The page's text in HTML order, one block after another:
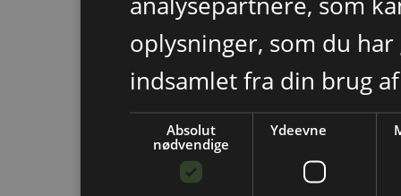
oplysninger, som du
indsamlet fra din brug
Absolut
nødvendige
Ydeevne